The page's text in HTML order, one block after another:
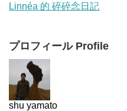
Linnéa 的 碎碎念日記
プロフィール Profile
shu yamato